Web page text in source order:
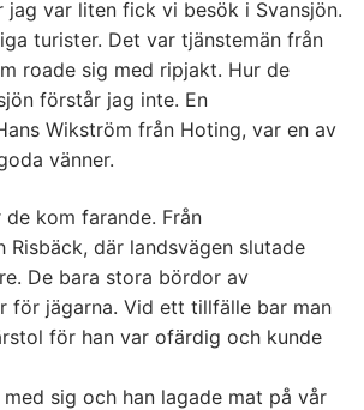
jag var liten fick vi besök i Svansjön.
turister. Det var tjänstemän från
roade sig med ripjakt. Hur de
förstår jag inte. En
Wikström från Hoting, var en av
vänner.
kom farande. Från
Risbäck, där landsvägen slutade
De bara stora bördor av
för jägarna. Vid ett tillfälle bar man
för han var ofärdig och kunde
sig och han lagade mat på vår